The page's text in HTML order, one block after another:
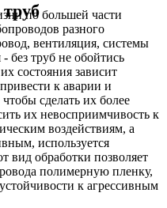
по большей части
разного
вентиляция, системы
без труб не обойтись
состояния зависит
к аварии и
сделать их более
их невосприимчивость к
воздействиям, а
используется
вид обработки позволяет
полимерную пленку,
к агрессивным